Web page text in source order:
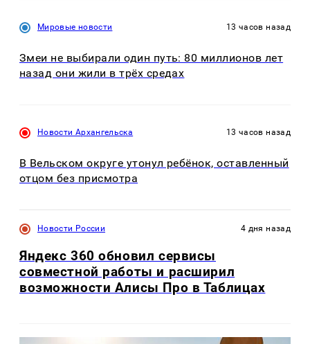
Мировые новости 13 часов назад
Змеи не выбирали один путь: 80 миллионов лет
назад они жили в трёх средах
Новости Архангельска 13 часов назад
В Вельском округе утонул ребёнок, оставленный
отцом без присмотра
Новости России 4 дня назад
Яндекс 360 обновил сервисы
совместной работы и расширил
возможности Алисы Про в Таблицах